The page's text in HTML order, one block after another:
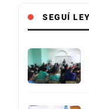
SEGUÍ